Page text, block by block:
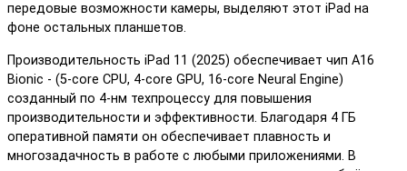
передовые возможности камеры, выделяют этот iPad на
фоне остальных планшетов.
Производительность iPad 11 (2025) обеспечивает чип A16
Bionic - (5-core CPU, 4-core GPU, 16-core Neural Engine)
созданный по 4-нм техпроцессу для повышения
производительности и эффективности. Благодаря 4 ГБ
оперативной памяти он обеспечивает плавность и
многозадачность в работе с любыми приложениями. В